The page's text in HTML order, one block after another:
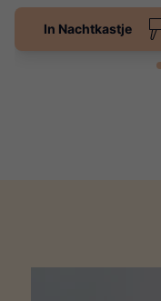
In Nachtkastje